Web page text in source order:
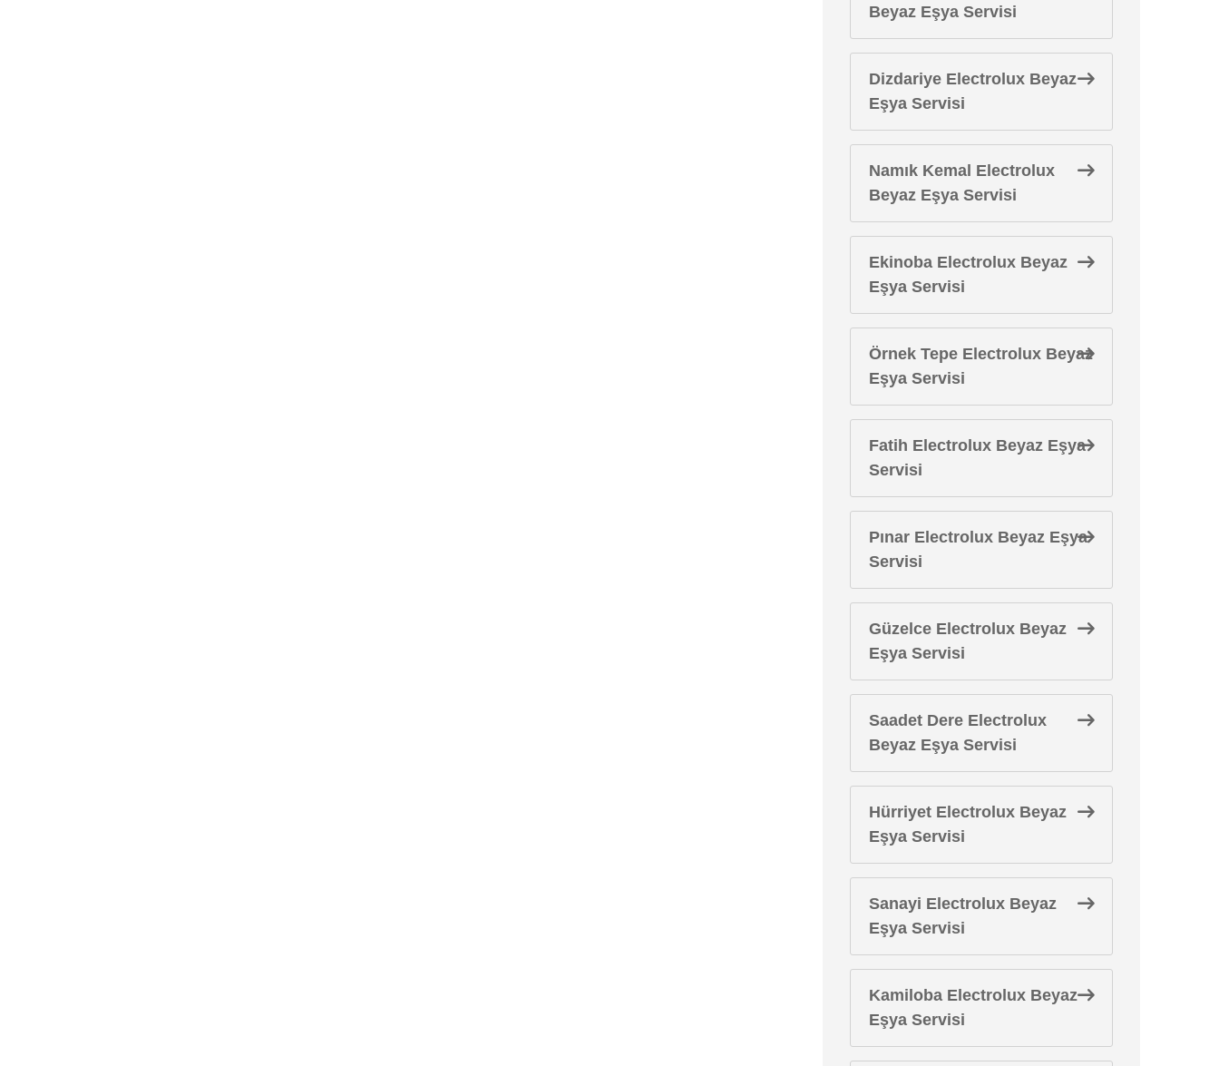
Beyaz Eşya Servisi
Dizdariye Electrolux Beyaz
Eşya Servisi
Namık Kemal Electrolux
Beyaz Eşya Servisi
Ekinoba Electrolux Beyaz
Eşya Servisi
Örnek Tepe Electrolux Beyaz
Eşya Servisi
Fatih Electrolux Beyaz Eşya
Servisi
Pınar Electrolux Beyaz Eşya
Servisi
Güzelce Electrolux Beyaz
Eşya Servisi
Saadet Dere Electrolux
Beyaz Eşya Servisi
Hürriyet Electrolux Beyaz
Eşya Servisi
Sanayi Electrolux Beyaz
Eşya Servisi
Kamiloba Electrolux Beyaz
Eşya Servisi